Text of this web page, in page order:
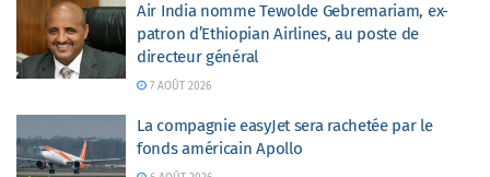
Air India nomme Tewolde Gebremariam, ex-
patron d’Ethiopian Airlines, au poste de
directeur général
7 AOÛT 2026
La compagnie easyJet sera rachetée par le
fonds américain Apollo